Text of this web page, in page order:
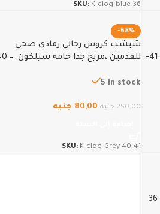
SKU: K-clog-blue-36
للقدمين ،مريح جدا خامة سيلكون. – 41-
-68%
شبشب كروس رجالي رمادي صحي
5 in stock
250,00 جنيه 80,00 جنيه
SKU: K-clog-Grey-40-41